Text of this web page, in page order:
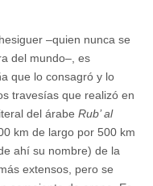
–quien nunca se
del mundo–, es
que lo consagró y lo
travesías que realizó en
del árabe Rub’ al
km de largo por 500 km
ahí su nombre) de la
extensos, pero se